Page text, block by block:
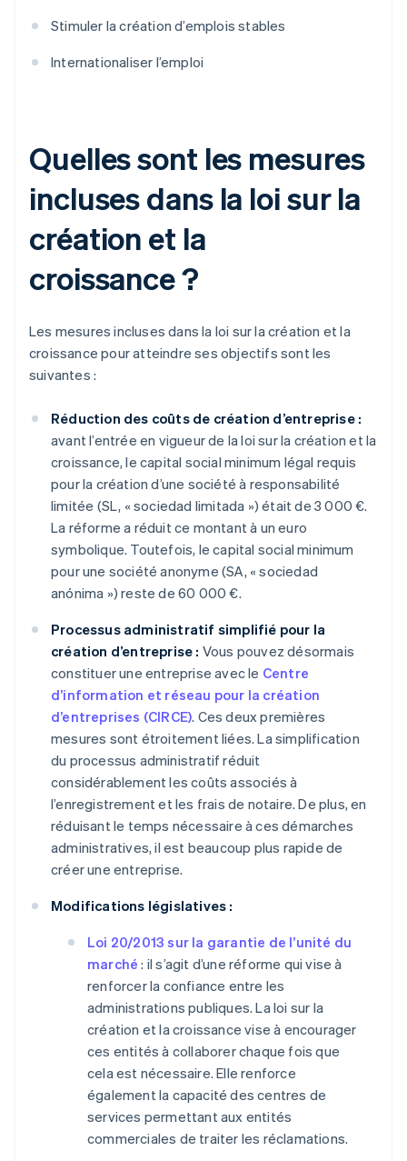
Stimuler la création d’emplois stables
Internationaliser l’emploi
Quelles sont les mesures
incluses dans la loi sur la
création et la
croissance ?
Les mesures incluses dans la loi sur la création et la
croissance pour atteindre ses objectifs sont les
suivantes :
Réduction des coûts de création d’entreprise :
avant l’entrée en vigueur de la loi sur la création et la
croissance, le capital social minimum légal requis
pour la création d’une société à responsabilité
limitée (SL, « sociedad limitada ») était de 3 000 €.
La réforme a réduit ce montant à un euro
symbolique. Toutefois, le capital social minimum
pour une société anonyme (SA, « sociedad
anónima ») reste de 60 000 €.
Processus administratif simplifié pour la
création d’entreprise : Vous pouvez désormais
constituer une entreprise avec le Centre
d’information et réseau pour la création
d’entreprises (CIRCE). Ces deux premières
mesures sont étroitement liées. La simplification
du processus administratif réduit
considérablement les coûts associés à
l’enregistrement et les frais de notaire. De plus, en
réduisant le temps nécessaire à ces démarches
administratives, il est beaucoup plus rapide de
créer une entreprise.
Modifications législatives :
Loi 20/2013 sur la garantie de l’unité du
marché : il s’agit d’une réforme qui vise à
renforcer la confiance entre les
administrations publiques. La loi sur la
création et la croissance vise à encourager
ces entités à collaborer chaque fois que
cela est nécessaire. Elle renforce
également la capacité des centres de
services permettant aux entités
commerciales de traiter les réclamations.